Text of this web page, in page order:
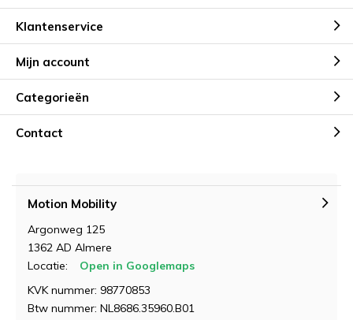
Klantenservice
Mijn account
Categorieën
Contact
Motion Mobility
Argonweg 125
1362 AD Almere
Locatie:
Open in Googlemaps
KVK nummer: 98770853
Btw nummer: NL8686.35960.B01